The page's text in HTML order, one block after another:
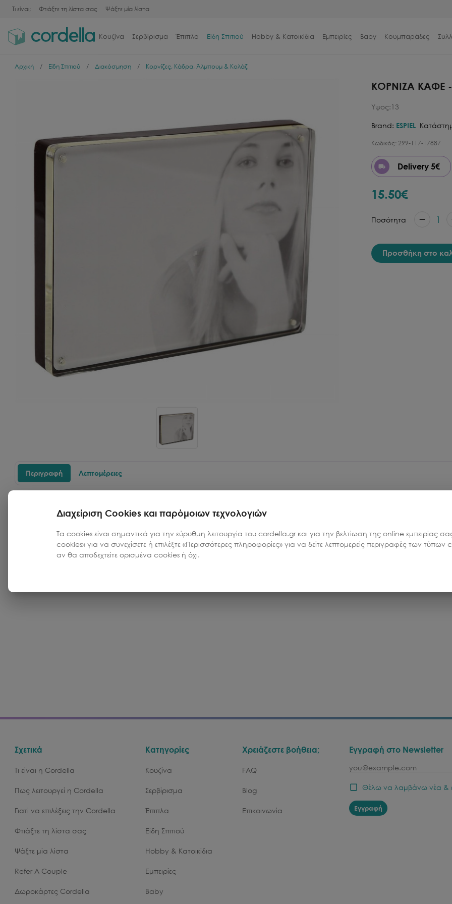
Τι είναι; Φτιάξτε τη λίστα σας Ψάξτε μία λίστα
Κουζίνα Σερβίρισμα Έπιπλα Είδη Σπιτιού Hobby & Κατοικίδια Εμπειρίες Baby Κουμπαράδες
Αρχική Είδη Σπιτιού Διακόσμηση Κορνίζες, Κάδρα, Άλμπουμ & Κολάζ
ΚΟΡΝΙΖΑ ΚΑΦΕ
Υψος:13
Brand: ESPIEL
Κωδικός: 299-117-17887
Delivery 5€
15.50€
Ποσότητα 1
Προσθήκη στο
Περιγραφή Λεπτομέρειες
Σχετικά
Τι είναι η Cordella
Πως λειτουργεί η Cordella
Γιατί να επιλέξεις την Cordella
Φτιάξτε τη λίστα σας
Ψάξτε μία λίστα
Refer A Couple
Δωροκάρτες Cordella
Κατηγορίες
Κουζίνα
Σερβίρισμα
Έπιπλα
Είδη Σπιτιού
Hobby & Κατοικίδια
Εμπειρίες
Baby
Χρειάζεστε βοήθεια;
FAQ
Blog
Επικοινωνία
Εγγραφή στο Newsletter
email
Θέλω να λαμβάνω νέα &
Εγγραφή
Διαχείριση Cookies και παρόμοιων τεχνολογιών
Τα cookies είναι σημαντικά για την εύρυθμη λειτουργία του cordella.gr και για την βελτίωση της online εμπειρίας
cookies» για να συνεχίσετε ή επιλέξτε «Περισσότερες πληροφορίες» για να δείτε λεπτομερείς περιγραφές των τύπων
αν θα αποδεχτείτε ορισμένα cookies ή όχι.